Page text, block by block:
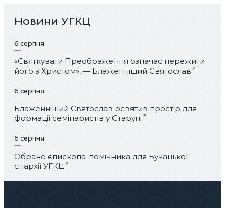
Новини УГКЦ
6 серпня
«Святкувати Преображення означає пережити
його з Христом», — Блаженніший Святослав
6 серпня
Блаженніший Святослав освятив простір для
формації семінаристів у Старуні
6 серпня
Обрано єпископа-помічника для Бучацької
єпархії УГКЦ